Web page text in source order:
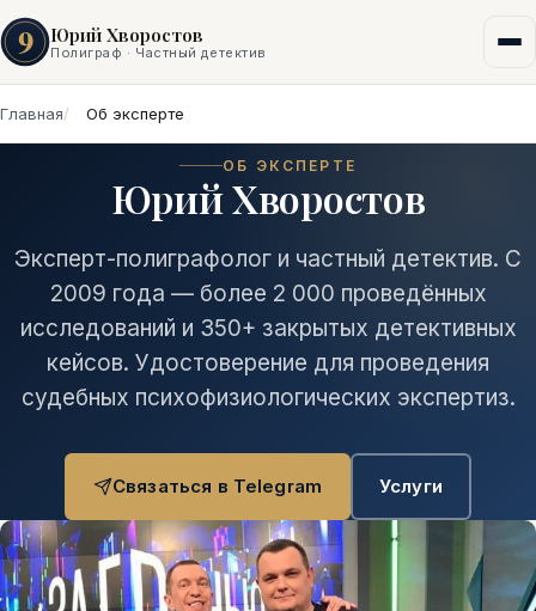
9 Юрий Хворостов
Полиграф · Частный детектив
Главная Об эксперте
ОБ ЭКСПЕРТЕ
Юрий Хворостов
Эксперт-полиграфолог и частный детектив. С
2009 года — более 2 000 проведённых
исследований и 350+ закрытых детективных
кейсов. Удостоверение для проведения
судебных психофизиологических экспертиз.
Связаться в Telegram Услуги